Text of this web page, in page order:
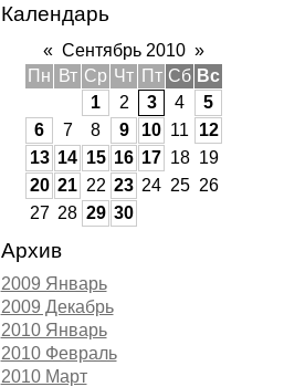
Календарь
« Сентябрь 2010 »
Пн
Вт Ср Чт Пт Сб Вс
1
2 3 4
5
6
7 8 9 10 11
12
13 14 15 16 17 18 19
20 21 22 23 24 25 26
27 28 29 30
Архив
2009 Январь
2009 Декабрь
2010 Январь
2010 Февраль
2010 Март